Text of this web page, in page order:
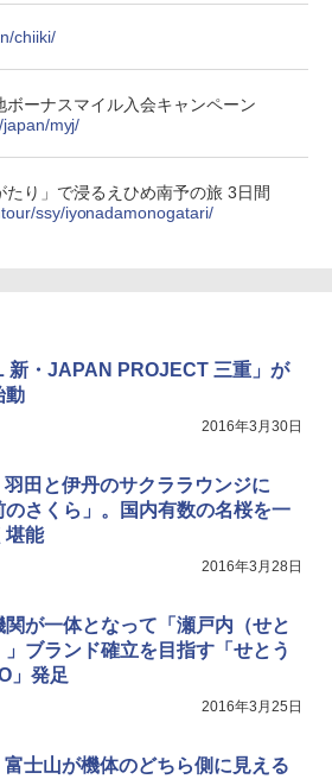
るだけ パッとサッとテント キューブワ
ブラックコーティング フルクローズ メ
シュ 4人用 簡単設置 ポップアップテント P
150B エクルベージュ
充電式 高精度 超長距離照射 長時間使用
安全ロック付き 高安全性 金属製耐久 コ
パクト多機能設計 持ち運び便利 アウトド
フィス/教育現場/展示会用 緑
chiiki/
ーナスマイル入会キャンペーン
myj/
り」で浸るえひめ南予の旅 3日間
ssy/iyonadamonogatari/
新・JAPAN PROJECT 三重」が
動
2016年3月30日
田と伊丹のサクララウンジに
のさくら」。国内有数の名桜を一
堪能
2016年3月28日
関が一体となって「瀬戸内（せと
」ブランド確立を目指す「せとう
」発足
2016年3月25日
士山が機体のどちら側に見える